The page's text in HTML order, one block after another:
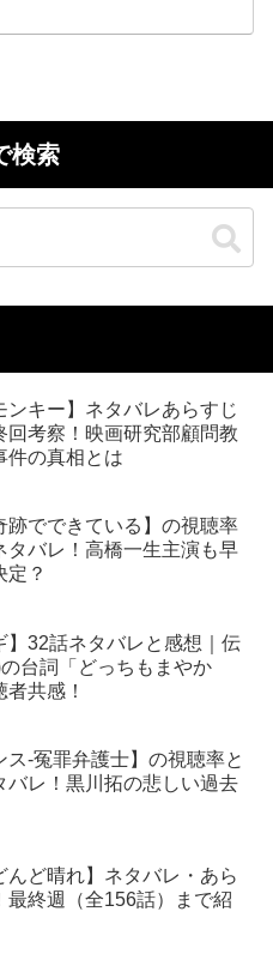
検索
ンキー】ネタバレあらすじ
回考察！映画研究部顧問教
件の真相とは
跡でできている】の視聴率
タバレ！高橋一生主演も早
定？
】32話ネタバレと感想｜伝
台詞「どっちもまやか
者共感！
ス-冤罪弁護士】の視聴率と
バレ！黒川拓の悲しい過去
んど晴れ】ネタバレ・あら
最終週（全156話）まで紹